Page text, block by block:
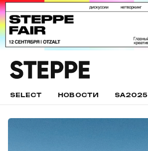
SELECT НОВОСТИ SA2025